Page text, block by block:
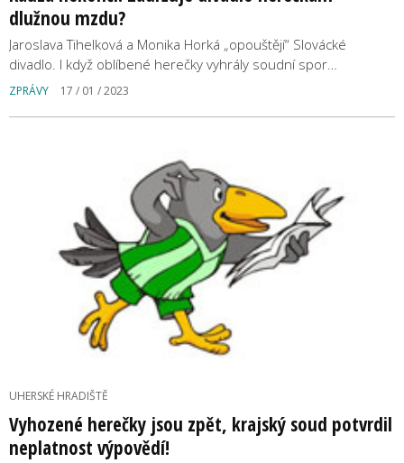
dlužnou mzdu?
Jaroslava Tihelková a Monika Horká „opouštějí“ Slovácké
divadlo. I když oblíbené herečky vyhrály soudní spor…
ZPRÁVY 17 / 01 / 2023
UHERSKÉ HRADIŠTĚ
Vyhozené herečky jsou zpět, krajský soud potvrdil
neplatnost výpovědí!